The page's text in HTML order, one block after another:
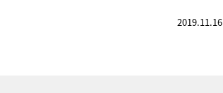
2019.11.16